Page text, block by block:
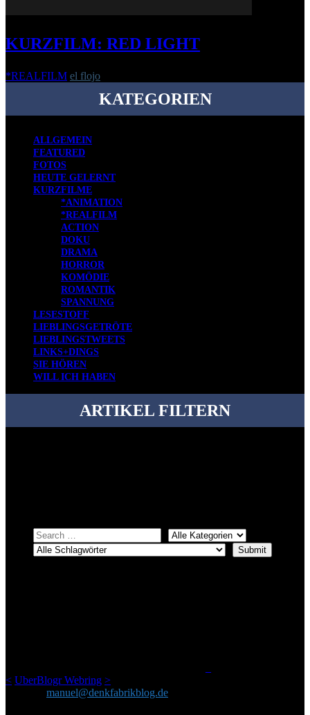
KURZFILM: RED LIGHT
*REALFILM el flojo
KATEGORIEN
ALLGEMEIN
FEATURED
FOTOS
HEUTE GELERNT
KURZFILME
*ANIMATION
*REALFILM
ACTION
DOKU
DRAMA
HORROR
KOMÖDIE
ROMANTIK
SPANNUNG
LESESTOFF
LIEBLINGSGETRÖTE
LIEBLINGSTWEETS
LINKS+DINGS
SIE HÖREN
WILL ICH HABEN
ARTIKEL FILTERN
< UberBlogr Webring >
manuel@denkfabrikblog.de